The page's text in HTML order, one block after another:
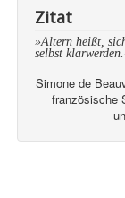
Zitat
»Altern heißt,
selbst
Simone de
französische